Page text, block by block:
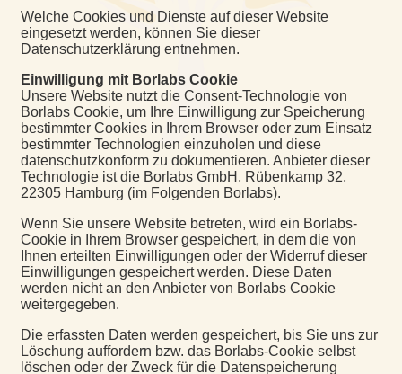
Welche Cookies und Dienste auf dieser Website
eingesetzt werden, können Sie dieser
Datenschutzerklärung entnehmen.
Einwilligung mit Borlabs Cookie
Unsere Website nutzt die Consent-Technologie von
Borlabs Cookie, um Ihre Einwilligung zur Speicherung
bestimmter Cookies in Ihrem Browser oder zum Einsatz
bestimmter Technologien einzuholen und diese
datenschutzkonform zu dokumentieren. Anbieter dieser
Technologie ist die Borlabs GmbH, Rübenkamp 32,
22305 Hamburg (im Folgenden Borlabs).
Wenn Sie unsere Website betreten, wird ein Borlabs-
Cookie in Ihrem Browser gespeichert, in dem die von
Ihnen erteilten Einwilligungen oder der Widerruf dieser
Einwilligungen gespeichert werden. Diese Daten
werden nicht an den Anbieter von Borlabs Cookie
weitergegeben.
Die erfassten Daten werden gespeichert, bis Sie uns zur
Löschung auffordern bzw. das Borlabs-Cookie selbst
löschen oder der Zweck für die Datenspeicherung